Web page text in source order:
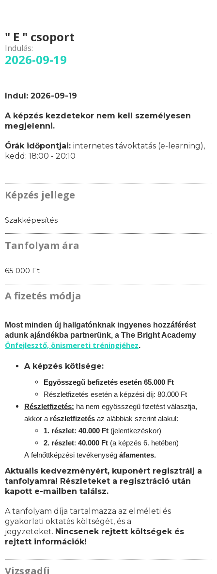
" E " csoport
Indulás:
2026-09-19
Indul: 2026-09-19
A képzés kezdetekor nem kell személyesen
megjelenni.
Órák időpontjai: internetes távoktatás (e-learning),
kedd: 18:00 - 20:10
Képzés jellege
Szakképesítés
Tanfolyam ára
65 000 Ft
A fizetés módja
Most minden új hallgatónknak ingyenes hozzáférést
adunk ajándékba partnerünk, a The Bright Academy
Önfejlesztő, önismereti tréningjéhez.
A képzés kötlsége:
Egyösszegű befizetés esetén 65.000 Ft
Részletfizetés esetén a képzési díj: 80.000 Ft
Részletfizetés: ha nem egyösszegű fizetést választja,
akkor a részletfizetés az alábbiak szerint alakul:
1. részlet: 40.000 Ft (jelentkezéskor)
2. részlet: 40.000 Ft (a képzés 6. hetében)
A felnőttképzési tevékenység áfamentes.
Aktuális kedvezményért, kuponért regisztrálj a
tanfolyamra! Részleteket a regisztráció után
kapott e-mailben találsz.
A tanfolyam díja tartalmazza az elméleti és
gyakorlati oktatás költségét, és a
jegyzeteket. Nincsenek rejtett költségek és
rejtett információk!
Vizsgadíj